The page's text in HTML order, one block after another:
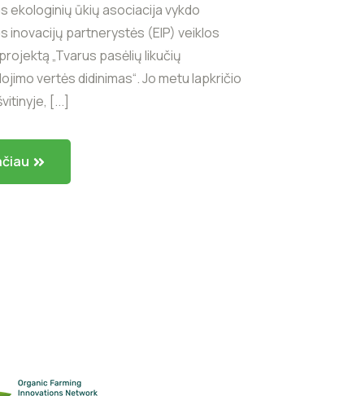
ekologinių ūkių asociacija vykdo
inovacijų partnerystės (EIP) veiklos
„Tvarus pasėlių likučių
vertės didinimas“. Jo metu lapkričio
[...]